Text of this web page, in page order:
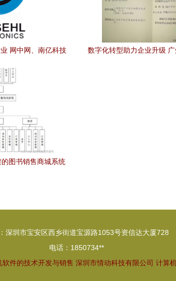
网中网、南亿科技
数字化转型助力企业升级
图书销售商城系统
深圳市宝安区西乡街道宝源路1053号资信达大厦728
电话：1850734**
软件的技术开发与销售 深圳市情动科技有限公司 计算